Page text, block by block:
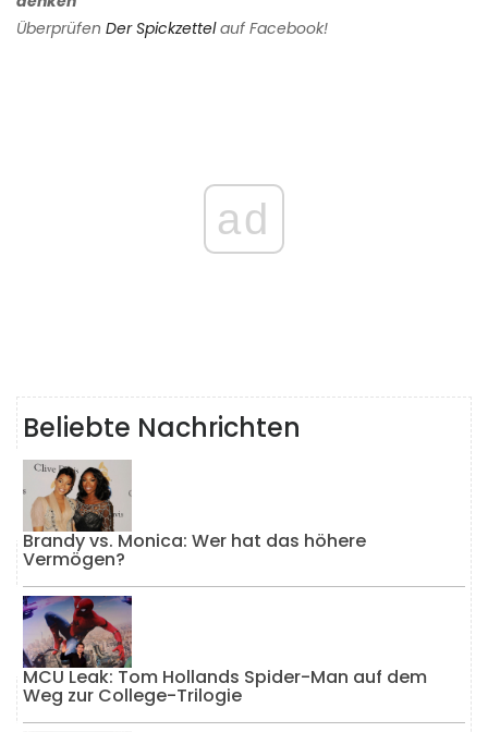
Überprüfen Der Spickzettelauf Facebook!
ad
Beliebte Nachrichten
Brandy vs. Monica: Wer hat das höhere
Vermögen?
MCU Leak: Tom Hollands Spider-Man auf dem
Weg zur College-Trilogie